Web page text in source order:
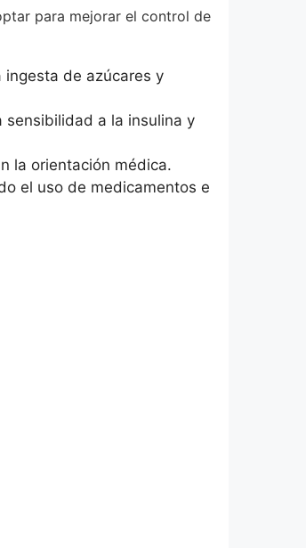
para mejorar el control de
de azúcares y
sensibilidad a la insulina y
la orientación médica.
el uso de medicamentos e